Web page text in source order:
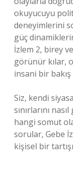
okuyucuyu
deneyimlerini
güç
İzlem 2, birey
görünür kılar,
insani bir bakış
Siz, kendi
sınırlarını
hangi somut
sorular, Gebe
kişisel bir